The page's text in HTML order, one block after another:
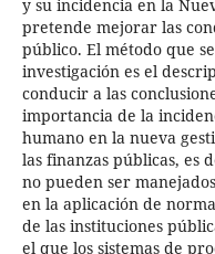
y su incidencia en la
pretende mejorar las
público. El método que
investigación es el
conducir a las
importancia de la
humano en la nueva
las finanzas públicas, es
no pueden ser
en la aplicación de
de las instituciones
el que los sistemas de